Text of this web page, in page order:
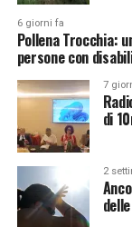
6 giorni fa
Pollena Trocchia:
persone con
7
di
2